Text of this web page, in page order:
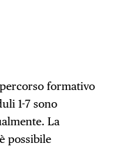
formativo
1-7 sono
La
possibile